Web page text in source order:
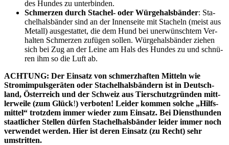
des Hun­des zu unter­bin­den.
Schmer­zen durch Sta­chel- oder Wür­ge­hals­bän­der: Sta­
chel­hals­bän­der sind an der Innen­sei­te mit Sta­cheln (meist aus
Metall) aus­ge­stat­tet, die dem Hund bei uner­wünsch­tem Ver­
hal­ten Schmer­zen zufü­gen sol­len. Wür­ge­hals­bän­der zie­hen
sich bei Zug an der Lei­ne am Hals des Hun­des zu und schnü­
ren ihm so die Luft ab.
ACHTUNG: Der Ein­satz von schmerz­haf­ten Mit­teln wie
Strom­im­puls­ge­rä­ten oder Sta­chel­hals­bän­dern ist in Deutsch­
land, Öster­reich und der Schweiz aus Tier­schutz­grün­den mitt­
ler­wei­le (zum Glück!) ver­bo­ten! Lei­der kom­men sol­che „Hilfs­
mit­tel“ trotz­dem immer wie­der zum Ein­satz. Bei Dienst­hun­den
staat­li­cher Stel­len dür­fen Sta­chel­hals­bän­der lei­der immer noch
ver­wen­det wer­den. Hier ist deren Ein­satz (zu Recht) sehr
umstrit­ten.